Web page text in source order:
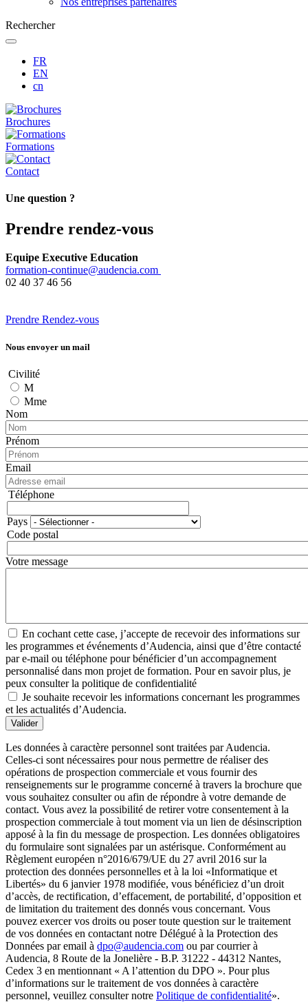
Rechercher
FR
EN
cn
Brochures
Formations
Contact
Une question ?
Prendre rendez-vous
Equipe Executive Education
formation-continue@audencia.com
02 40 37 46 56
Prendre Rendez-vous
Nous envoyer un mail
Civilité
M
Mme
Nom
Prénom
Email
Téléphone
Adresse
Pays
Code postal
Votre message
En cochant cette case, j’accepte de recevoir des informations sur
les programmes et événements d’Audencia, ainsi que d’être contacté
par e-mail ou téléphone pour bénéficier d’un accompagnement
personnalisé dans mon projet de formation. Pour en savoir plus, je
peux consulter la politique de confidentialité
Je souhaite recevoir les informations concernant les programmes
et les actualités d’Audencia.
Valider
Les données à caractère personnel sont traitées par Audencia.
Celles-ci sont nécessaires pour nous permettre de réaliser des
opérations de prospection commerciale et vous fournir des
renseignements sur le programme concerné à travers la brochure que
vous souhaitez consulter ou afin de répondre à votre demande de
contact. Vous avez la possibilité de retirer votre consentement à la
prospection commerciale à tout moment via un lien de désinscription
apposé à la fin du message de prospection. Les données obligatoires
du formulaire sont signalées par un astérisque. Conformément au
Règlement européen n°2016/679/UE du 27 avril 2016 sur la
protection des données personnelles et à la loi «Informatique et
Libertés» du 6 janvier 1978 modifiée, vous bénéficiez d’un droit
d’accès, de rectification, d’effacement, de portabilité, d’opposition et
de limitation du traitement des donnés vous concernant. Vous
pouvez exercer vos droits ou poser toute question sur le traitement
de vos données en contactant notre Délégué à la Protection des
Données par email à dpo@audencia.com ou par courrier à
Audencia, 8 Route de la Jonelière - B.P. 31222 - 44312 Nantes,
Cedex 3 en mentionnant « A l’attention du DPO ». Pour plus
d’informations sur le traitement de vos données à caractère
personnel, veuillez consulter notre Politique de confidentialité».